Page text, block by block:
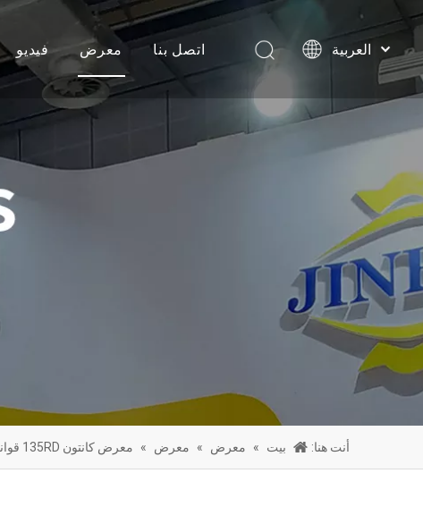
فيديو
شهادات العملاء
تعبئة وتحميل مقاطع الفيديو
معرض اتصل بنا العربية
Português
简体中文
أنت هنا: بيت » معرض » معرض » معرض كانتون 135RD قوانغتشو 2024